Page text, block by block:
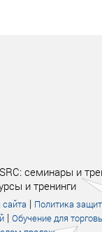
SRC: семинары и
и тренинги
сайта | Политика
| Обучение для